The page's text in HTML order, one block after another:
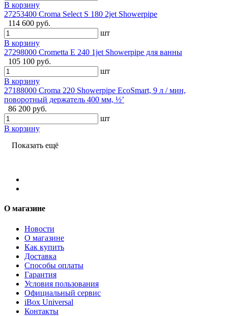
В корзину
27253400 Croma Select S 180 2jet Showerpipe
114 600 руб.
шт
В корзину
27298000 Crometta E 240 1jet Showerpipe для ванны
105 100 руб.
шт
В корзину
27188000 Croma 220 Showerpipe EcoSmart, 9 л / мин,
поворотный держатель 400 мм, ½’
86 200 руб.
шт
В корзину
Показать ещё
О магазине
Новости
О магазине
Как купить
Доставка
Способы оплаты
Гарантия
Условия пользования
Официальный сервис
iBox Universal
Контакты